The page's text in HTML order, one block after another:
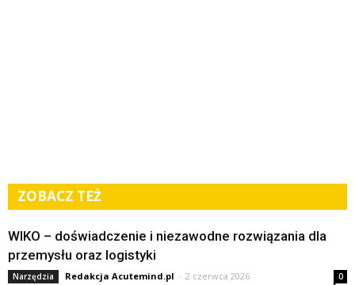
ZOBACZ TEŻ
WIKO – doświadczenie i niezawodne rozwiązania dla
przemysłu oraz logistyki
Narzędzia Redakcja Acutemind.pl - 2 czerwca 2026 0